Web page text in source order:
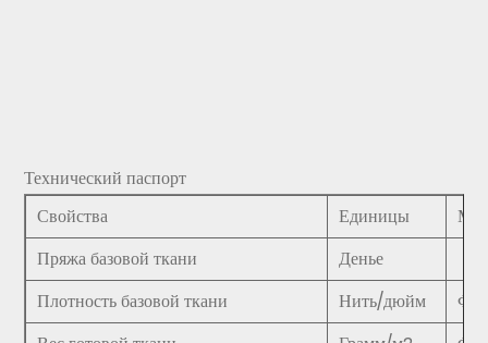
Технический паспорт
Свойства
Единицы
Пряжа базовой ткани
Денье
Плотность базовой ткани
Нить/дюйм